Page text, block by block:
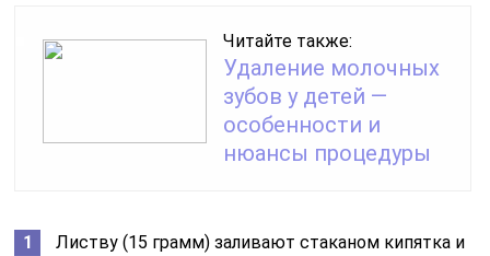
Читайте также:
Удаление молочных
зубов у детей —
особенности и
нюансы процедуры
Листву (15 грамм) заливают стаканом кипятка и